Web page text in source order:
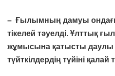
– Ғылымның дамуы
тікелей тәуелді. Ұлттық
жұмысына қатысты даулы
түйткілдердің түйіні